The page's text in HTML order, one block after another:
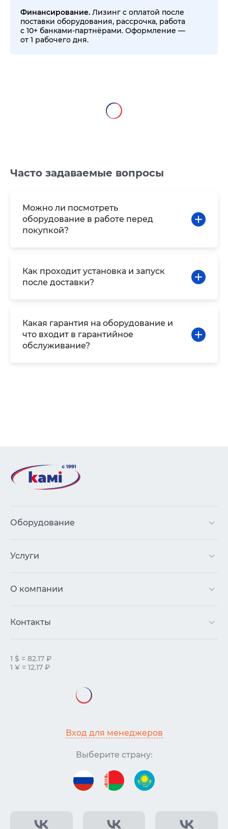
Финансирование. Лизинг с оплатой после
поставки оборудования, рассрочка, работа
с 10+ банками-партнёрами. Оформление —
от 1 рабочего дня.
Часто задаваемые вопросы
Можно ли посмотреть
оборудование в работе перед
покупкой?
Как проходит установка и запуск
после доставки?
Какая гарантия на оборудование и
что входит в гарантийное
обслуживание?
Оборудование
Услуги
О компании
Контакты
1 $ = 82.17 ₽
1 ¥ = 12.17 ₽
Вход для менеджеров
Выберите страну: